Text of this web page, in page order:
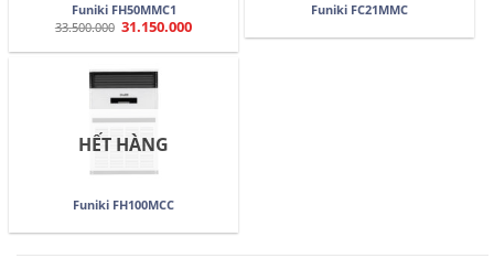
Funiki FH50MMC1
33.500.000 Giá
là:
31.150.000
tại
Funiki FC21MMC
HẾT HÀNG
Funiki FH100MCC